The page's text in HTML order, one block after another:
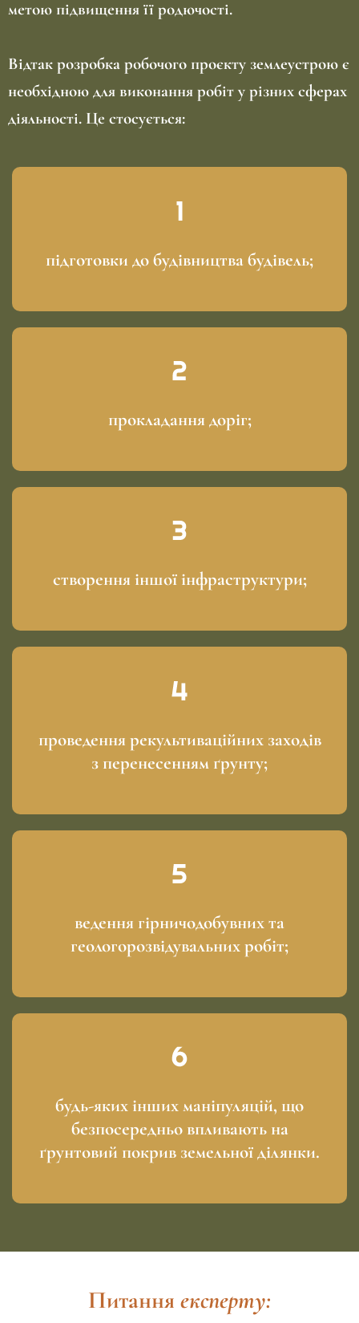
метою підвищення її родючості.
Відтак розробка робочого проєкту землеустрою є
необхідною для виконання робіт у різних сферах
діяльності. Це стосується:
підготовки до будівництва будівель;
прокладання доріг;
створення іншої інфраструктури;
проведення рекультиваційних заходів
з перенесенням ґрунту;
ведення гірничодобувних та
геологорозвідувальних робіт;
будь-яких інших маніпуляцій, що
безпосередньо впливають на
ґрунтовий покрив земельної ділянки.
Питання експерту: